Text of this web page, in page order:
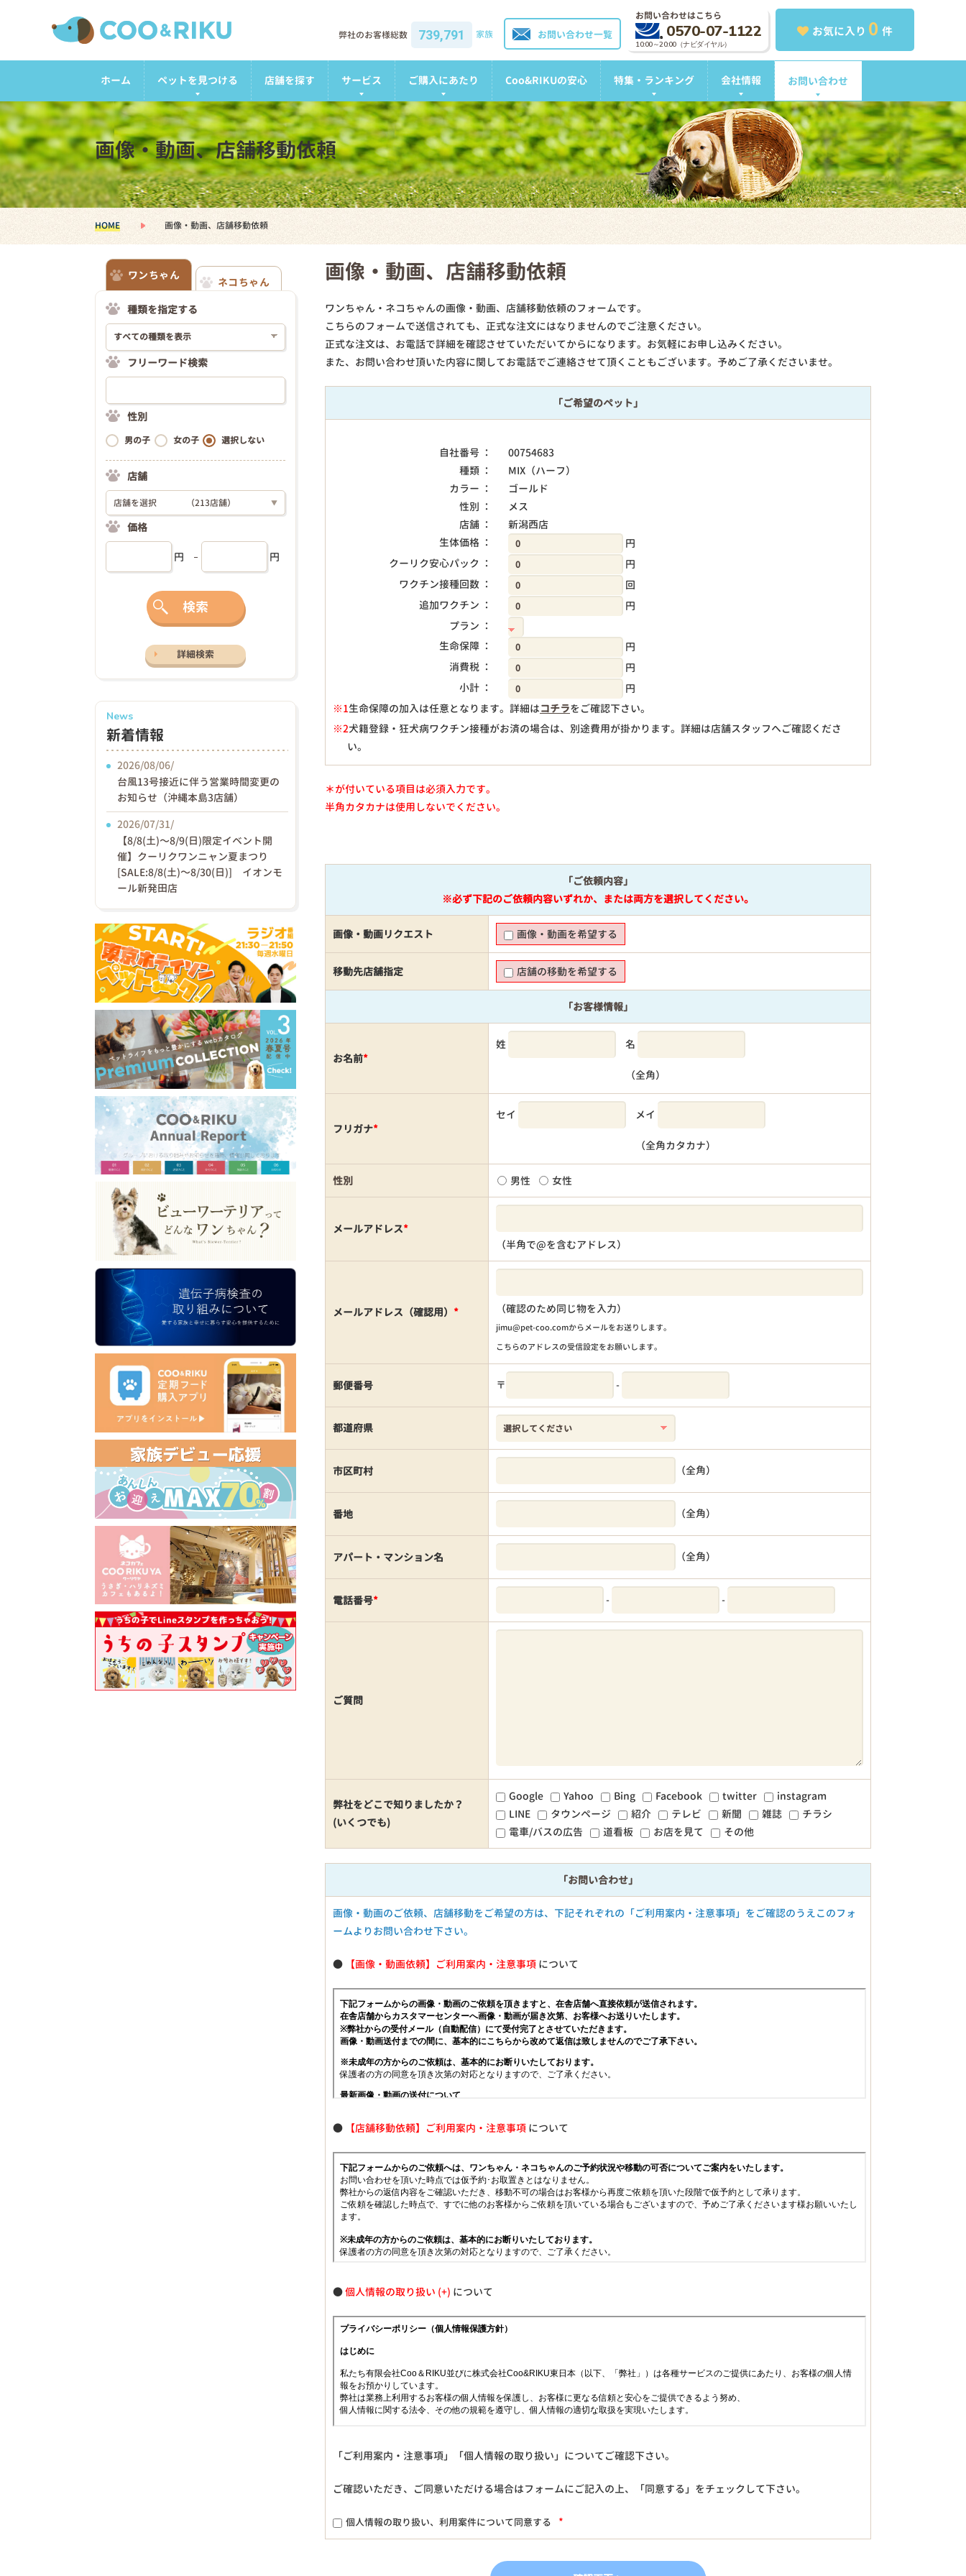
お気に入り 0 件
お問い合わせはこちら
0570-07-1122
10:00～20:00（ナビダイヤル）
お問い合わせ一覧
弊社のお客様総数 739,791 家族
ホーム ペットを見つける 店舗を探す サービス ご購入にあたり Coo&RIKUの安心 特集・ランキング 会社情報 お問い合わせ
画像・動画、店舗移動依頼
HOME 画像・動画、店舗移動依頼
画像・動画、店舗移動依頼
ワンちゃん・ネコちゃんの画像・動画、店舗移動依頼のフォームです。
こちらのフォームで送信されても、正式な注文にはなりませんのでご注意ください。
正式な注文は、お電話で詳細を確認させていただいてからになります。お気軽にお申し込みください。
また、お問い合わせ頂いた内容に関してお電話でご連絡させて頂くこともございます。予めご了承くださいませ。
「ご希望のペット」
自社番号 ：
00754683
種類 ：
MIX（ハーフ）
カラー ：
ゴールド
性別 ：
メス
店舗 ：
新潟西店
生体価格 ：
円
クーリク安心パック ：
円
ワクチン接種回数 ：
回
追加ワクチン ：
円
プラン ：
生命保障 ：
円
消費税 ：
円
小計 ：
円
※1生命保障の加入は任意となります。詳細はコチラをご確認下さい。
※2犬籍登録・狂犬病ワクチン接種がお済の場合は、別途費用が掛かります。詳細は店舗スタッフへご確認くださ
い。
円
＊が付いている項目は必須入力です。
半角カタカナは使用しないでください。
「ご依頼内容」
※必ず下記のご依頼内容いずれか、または両方を選択してください。
画像・動画リクエスト 画像・動画を希望する
移動先店舗指定 店舗の移動を希望する
「お客様情報」
お名前*
姓 名
（全角）
フリガナ*
セイ メイ
（全角カタカナ）
性別 男性 女性
メールアドレス*
（半角で@を含むアドレス）
メールアドレス（確認用） * （確認のため同じ物を入力）
jimu@pet-coo.comからメールをお送りします。
こちらのアドレスの受信設定をお願いします。
郵便番号 〒 -
都道府県
市区町村 （全角）
番地 （全角）
アパート・マンション名 （全角）
電話番号* - -
ご質問
弊社をどこで知りましたか？
(いくつでも)
Google Yahoo Bing Facebook twitter
instagram
LINE
タウンページ 紹介 テレビ 新聞 雑誌
チラシ
電車/バスの広告
道看板 お店を見て その他
「お問い合わせ」
画像・動画のご依頼、店舗移動をご希望の方は、下記それぞれの「ご利用案内・注意事項」をご確認のうえこのフォ
ームよりお問い合わせ下さい。
● 【画像・動画依頼】ご利用案内・注意事項 について
● 【店舗移動依頼】ご利用案内・注意事項 について
●個人情報の取り扱い について
「ご利用案内・注意事項」「個人情報の取り扱い」についてご確認下さい。
ご確認いただき、ご同意いただける場合はフォームにご記入の上、「同意する」をチェックして下さい。
個人情報の取り扱い、利用案件について同意する *
ワンちゃん
ネコちゃん
種類を指定する
フリーワード検索
性別
男の子 女の子 選択しない
店舗
店舗を選択 （213店舗） ▼
価格
円 円
検索
詳細検索
News
新着情報
2026/08/06/
台風13号接近に伴う営業時間変更の
お知らせ（沖縄本島3店舗）
2026/07/31/
【8/8(土)〜8/9(日)限定イベント開
催】クーリクワンニャン夏まつり
[SALE:8/8(土)～8/30(日)] イオンモ
ール新発田店